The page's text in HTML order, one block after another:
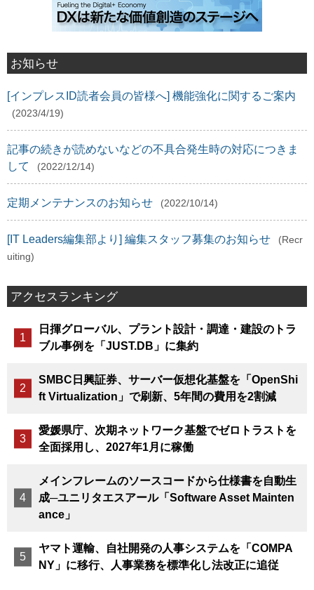
お知らせ
[インプレスID読者会員の皆様へ] 機能強化に関するご案内
(2023/4/19)
記事の続きが読めないなどの不具合発生時の対応につきま
して
(2022/12/14)
定期メンテナンスのお知らせ (2022/10/14)
[IT Leaders編集部より] 編集スタッフ募集のお知らせ
(Recr
uiting)
アクセスランキング
日揮グローバル、プラント設計・調達・建設のトラ
ブル事例を「JUST.DB」に集約
SMBC日興証券、サーバー仮想化基盤を「OpenShi
ft Virtualization」で刷新、5年間の費用を2割減
愛媛県庁、次期ネットワーク基盤でゼロトラストを
全面採用し、2027年1月に稼働
メインフレームのソースコードから仕様書を自動生
成─ユニリタエスアール「Software Asset Mainten
ance」
ヤマト運輸、自社開発の人事システムを「COMPA
NY」に移行、人事業務を標準化し法改正に追従